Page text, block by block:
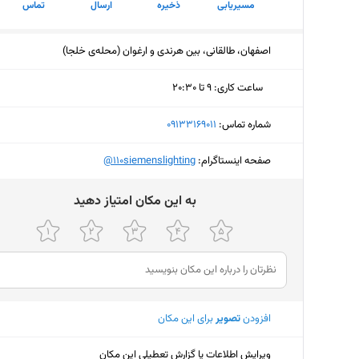
مسیریابی ذخیره ارسال تماس
اصفهان، طالقانی، بین هرندی و ارغوان (محله‌ی خلجا)
ساعت کاری: ۹ تا ۲۰:۳۰
دوشنبه (امروز)
جمعه
شنبه
۹ تا ۲۰:۳۰
یکشنبه
شماره تماس: ‎09133169011
صفحه اینستاگرام: ‎@110siemenslighting
ﺑﻪ اﯾﻦ ﻣﮑﺎن اﻣﺘﯿﺎز دﻫﯿﺪ
افزودنتصویربرای این مکان
ویرایش اطلاعات یا گزارش تعطیلی این مکان